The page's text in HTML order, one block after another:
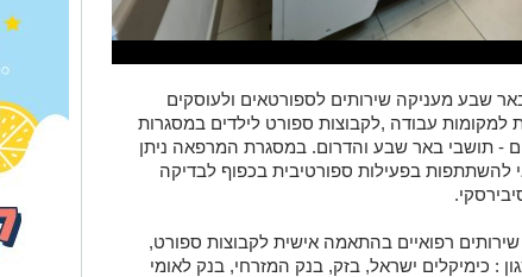
שבע מעניקה שירותים לספורטאים ולעוסקים
למקומות עבודה ,לקבוצות ספורט לילדים במסגרות
- תושבי באר שבע והדרום. במסגרת המרפאה ניתן
להשתתפות בפעילות ספורטיבית בכפוף לבדיקה
רפואיים בהתאמה אישית לקבוצות ספורט,
: כימיקלים ישראל, בזק, בנק המזרחי, בנק לאומי